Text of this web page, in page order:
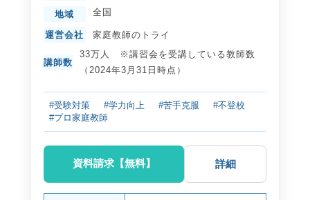
地域 全国
運営会社 家庭教師のトライ
講師数
33万人 ※講習会を受講している教師数
（2024年3月31日時点）
#受験対策 #学力向上 #苦手克服
#不登校
#プロ家庭教師
資料請求【無料】 詳細